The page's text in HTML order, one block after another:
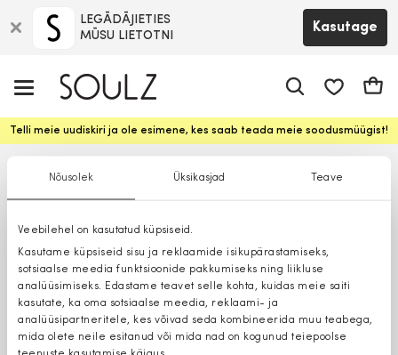
Nõusolek Üksikasjad Teave
Veebilehel on kasutatud küpsiseid.
Kasutame küpsiseid sisu ja reklaamide isikupärastamiseks,
sotsiaalse meedia funktsioonide pakkumiseks ning liikluse
analüüsimiseks. Edastame teavet selle kohta, kuidas meie saiti
kasutate, ka oma sotsiaalse meedia, reklaami- ja
analüüsipartneritele, kes võivad seda kombineerida muu teabega,
mida olete neile esitanud või mida nad on kogunud teiepoolse
LEGĀDĀJIETIES
MŪSU LIETOTNI
Kasutage
Telli meie uudiskiri ja ole esimene, kes saab teada meie soodusmüügist!